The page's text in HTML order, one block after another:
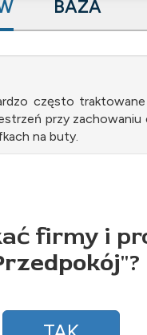
BAZA
często
przy
na buty.
firmy i
"?